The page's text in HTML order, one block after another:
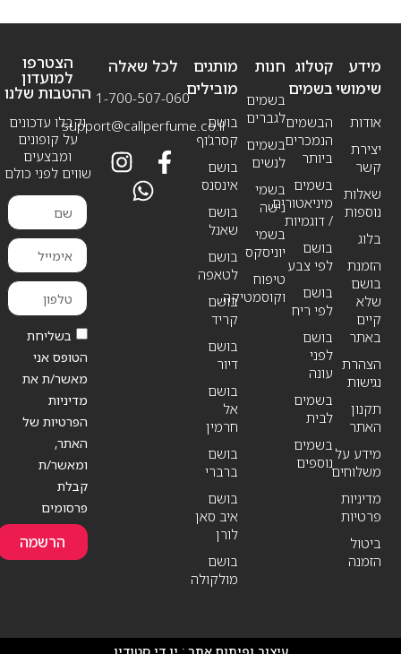
מידע
שימושי
אודות
יצירת
קשר
שאלות
נוספות
בלוג
הזמנת
בושם
שלא
קיים
באתר
הצהרת
נגישות
תקנון
האתר
מידע על
משלוחים
מדיניות
פרטיות
ביטול
הזמנה
חנות
בשמים
לגברים
בשמים
לנשים
בשמי
נישה
בשמי
יוניסקס
טיפוח
וקוסמטיקה
קטלוג
בשמים
הבשמים
הנמכרים
ביותר
בשמים
מיניאטורים
/ דוגמיות
בושם
לפי צבע
בושם
לפי ריח
בושם
לפני
עונה
בשמים
לבית
בשמים
נוספים
מותגים
מובילים
בושם
קסרג’וף
בושם
אינסנס
בושם
שאנל
בושם
לטאפה
בושם
קריד
בושם
דיור
בושם
אל
חרמין
בושם
ברברי
בושם
איב סאן
לורן
בושם
מולקולה
לכל שאלה
1-700-507-060
support@callperfume.co.il
הצטרפו
למועדון
ההטבות שלנו
וקבלו עדכונים
על קופונים
ומבצעים
שווים לפני כולם
בשליחת
הטופס אני
מאשר/ת את
מדיניות
הפרטיות של
האתר,
ומאשר/ת
קבלת
פרסומים
הרשמה